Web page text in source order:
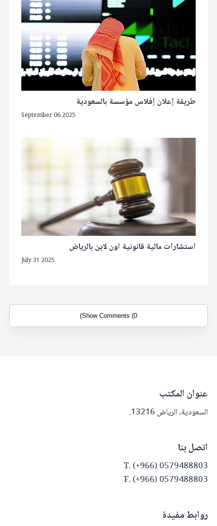
طريقة إعلان إفلاس مؤسسة بالسعودية
September 06 2025
استشارات مالية قانونية اون لاين بالرياض
July 31 2025
Show Comments (0)
عنوان المكتب
السعودية، الرياض 13216.
اتصل بنا
T. (+966) 0579488803
F. (+966) 0579488803
روابط مفيدة